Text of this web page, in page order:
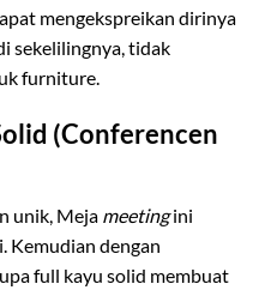
mengekspreikan dirinya
sekelilingnya, tidak
furniture.
(Conferencen
unik, Meja meetingini
Kemudian dengan
full kayu solid membuat